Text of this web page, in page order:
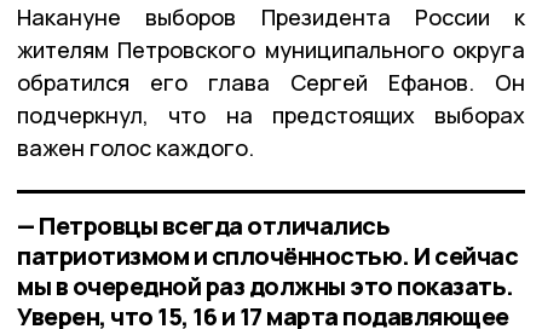
Накануне выборов Президента России к
жителям Петровского муниципального округа
обратился его глава Сергей Ефанов. Он
подчеркнул, что на предстоящих выборах
важен голос каждого.
— Петровцы всегда отличались
патриотизмом и сплочённостью. И сейчас
мы в очередной раз должны это показать.
Уверен, что 15, 16 и 17 марта подавляющее